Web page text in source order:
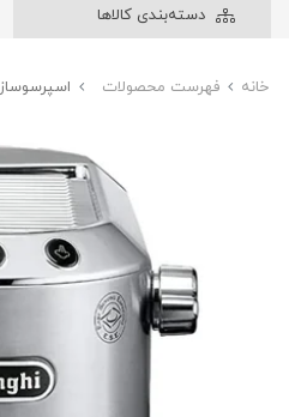
دسته‌بندی کالاها
خانه فهرست محصولات اسپرسوسازDELONGHI EC685M